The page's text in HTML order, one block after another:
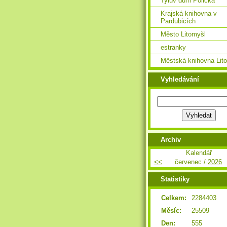
Krajská knihovna v
Pardubicích
Město Litomyšl
estranky
Městská knihovna
Vyhledávání
Archiv
Kalendář
<<
červenec / 2026
Statistiky
Celkem:
2284403
Měsíc:
25509
Den:
555